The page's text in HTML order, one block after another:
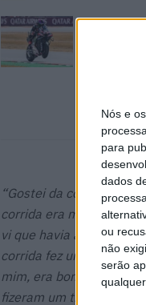
Nós e
para
dados
ou
não
serão
MotoGP:
“Gostei da corrida, no
corrida era muito longa
vi que havia água na
corrida fez um bom
mim, era bom que
fizeram um trabalho